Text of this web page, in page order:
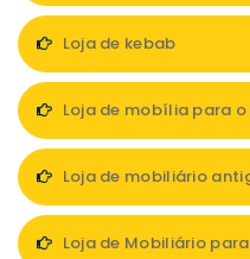
Loja de kebab
Loja de mobília para
Loja de mobiliário
Loja de Mobiliário